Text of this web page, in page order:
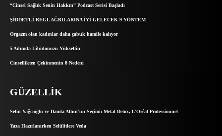
“Cinsel Sağlık Senin Hakkın” Podcast Serisi Başladı
ŞİDDETLİ REGL AĞRILARINA İYİ GELECEK 9 YÖNTEM
Orgazm olan kadınlar daha çabuk hamile kalıyor
5 Adımda Libidonuzu Yükseltin
Cinsellikten Çekinmenin 8 Nedeni
GÜZELLIK
Selin Yağcıoğlu ve Damla Altun’un Seçimi: Metal Detox, L’Oréal Professionnel
Yaza Hazırlanırken Selülitlere Veda